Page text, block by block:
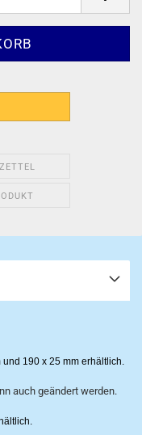
und 190 x 25 mm erhältlich.
auch geändert werden.